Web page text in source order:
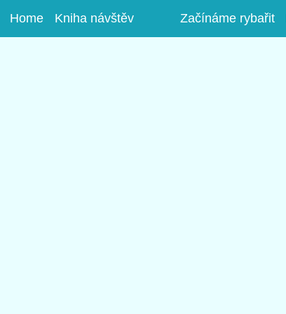
Home(aktuální)
Kniha návštěv Začínáme rybařit